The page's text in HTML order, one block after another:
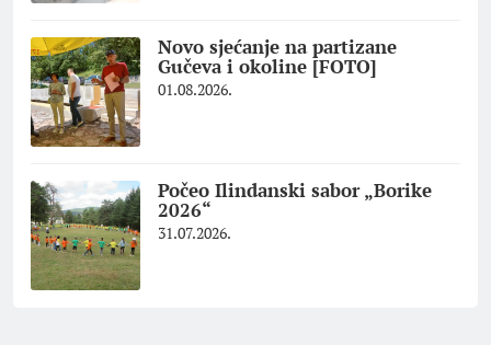
Novo sjećanje na partizane
Gučeva i okoline [FOTO]
01.08.2026.
Počeo Ilindanski sabor „Borike
2026“
31.07.2026.